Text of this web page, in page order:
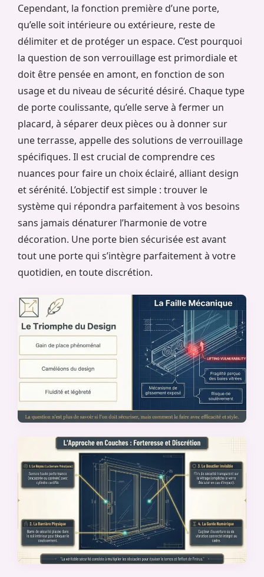
Cependant, la fonction première d’une porte,
qu’elle soit intérieure ou extérieure, reste de
délimiter et de protéger un espace. C’est pourquoi
la question de son verrouillage est primordiale et
doit être pensée en amont, en fonction de son
usage et du niveau de sécurité désiré. Chaque type
de porte coulissante, qu’elle serve à fermer un
placard, à séparer deux pièces ou à donner sur
une terrasse, appelle des solutions de verrouillage
spécifiques. Il est crucial de comprendre ces
nuances pour faire un choix éclairé, alliant design
et sérénité. L’objectif est simple : trouver le
système qui répondra parfaitement à vos besoins
sans jamais dénaturer l’harmonie de votre
décoration. Une porte bien sécurisée est avant
tout une porte qui s’intègre parfaitement à votre
quotidien, en toute discrétion.